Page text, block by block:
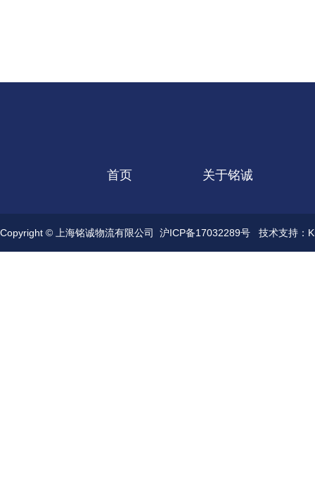
首页 关于铭诚
Copyright © 上海铭诚物流有限公司 沪ICP备17032289号 技术支持：